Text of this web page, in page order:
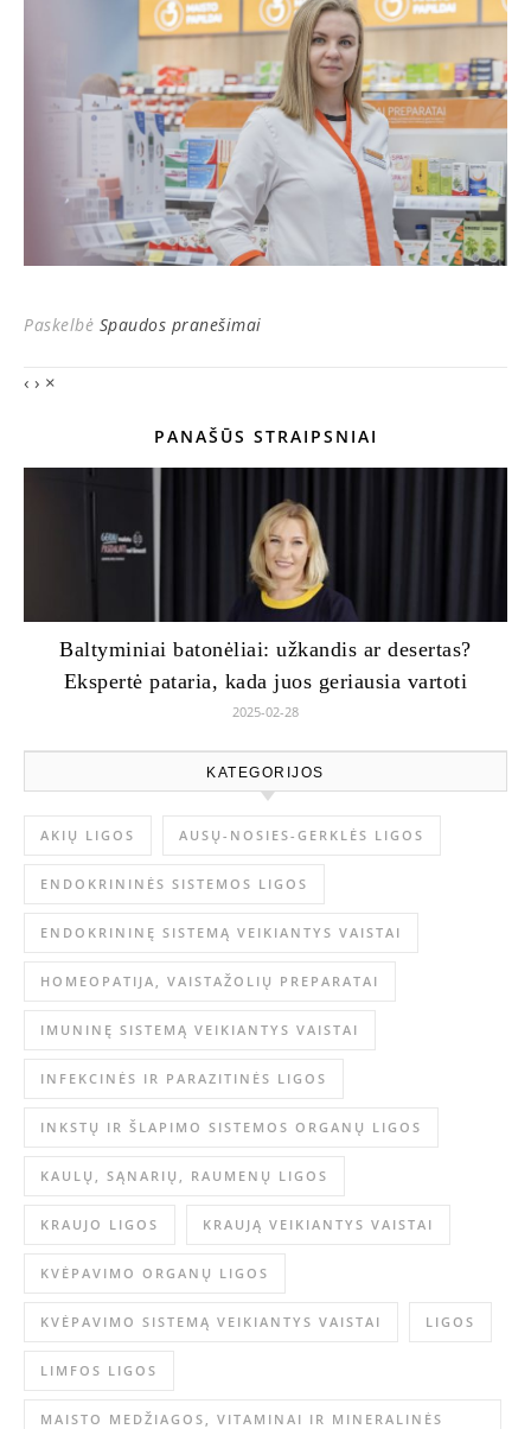
Paskelbė Spaudos pranešimai
‹ › ×
PANAŠŪS STRAIPSNIAI
Baltyminiai batonėliai: užkandis ar desertas?
Ekspertė pataria, kada juos geriausia vartoti
2025-02-28
KATEGORIJOS
AKIŲ LIGOS AUSŲ-NOSIES-GERKLĖS LIGOS
ENDOKRININĖS SISTEMOS LIGOS
ENDOKRININĘ SISTEMĄ VEIKIANTYS VAISTAI
HOMEOPATIJA, VAISTAŽOLIŲ PREPARATAI
IMUNINĘ SISTEMĄ VEIKIANTYS VAISTAI
INFEKCINĖS IR PARAZITINĖS LIGOS
INKSTŲ IR ŠLAPIMO SISTEMOS ORGANŲ LIGOS
KAULŲ, SĄNARIŲ, RAUMENŲ LIGOS
KRAUJO LIGOS KRAUJĄ VEIKIANTYS VAISTAI
KVĖPAVIMO ORGANŲ LIGOS
KVĖPAVIMO SISTEMĄ VEIKIANTYS VAISTAI LIGOS
LIMFOS LIGOS
MAISTO MEDŽIAGOS, VITAMINAI IR MINERALINĖS